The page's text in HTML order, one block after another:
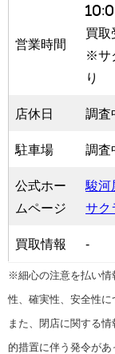
営業時間
買
※サ
り
店休日 調査
駐車場 調査
公式ホー
ムページ
駿河
サク
買取情報 -
※細心の注意を払い情
性、確実性、安全性に
また、閉店に関する
的措置に伴う発令があ